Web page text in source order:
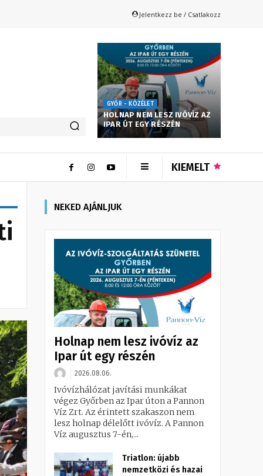
Jelentkezz be / Csatlakozz
GYŐR - KÖZÉLET
HOLNAP NEM LESZ IVÓVÍZ AZ
IPAR ÚT EGY RÉSZÉN
KIEMELT
NEKED AJÁNLJUK
Holnap nem lesz ivóvíz az
Ipar út egy részén
2026.08.06.
Ivóvízhálózat javítási munkákat
végez Győrben az Ipar úton a Pannon
Víz Zrt. Az érintett szakaszon nem
lesz holnap délelőtt ivóvíz. A Pannon
Víz augusztus 7-én,...
Triatlon: újabb
nemzetközi és hazai